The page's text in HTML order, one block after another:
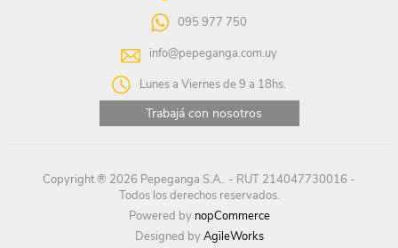
095 977 750
info@pepeganga.com.uy
Lunes a Viernes de 9 a 18hs.
Trabajá con nosotros
Copyright ® 2026 Pepeganga S.A.. - RUT 214047730016 -
Todos los derechos reservados.
Powered by nopCommerce
Designed byAgileWorks